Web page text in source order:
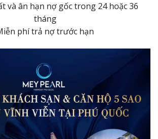
và ân hạn nợ gốc trong 24 hoặc 36
tháng
phí trả nợ trước hạn